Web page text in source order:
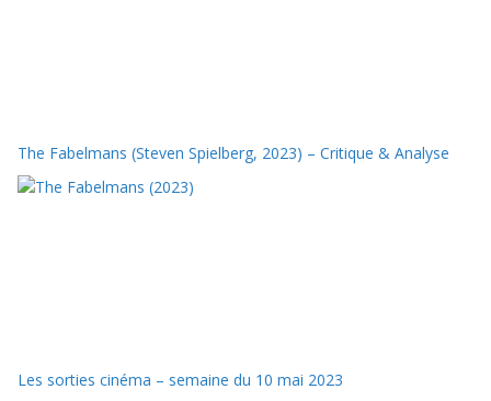
The Fabelmans (Steven Spielberg, 2023) – Critique & Analyse
Les sorties cinéma – semaine du 10 mai 2023